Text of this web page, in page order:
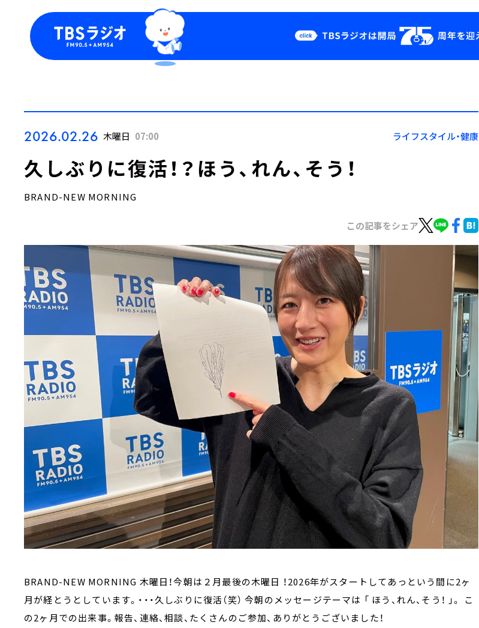
Podcast
YouTube
会社情報
2026.02.26 木曜日 07:00 ライフスタイル・健康
久しぶりに復活！？ほう、れん、そう！
BRAND-NEW MORNING
この記事をシェア
BRAND-NEW MORNING 木曜日！今朝は２月最後の木曜日 ！2026年がスタートしてあっという間に2ヶ
月が経とうとしています。・・・久しぶりに復活（笑） 今朝のメッセージテーマは 「 ほう、れん、そう！ 」。 こ
の2ヶ月での出来事。報告、連絡、相談、たくさんのご参加、ありがとうございました！